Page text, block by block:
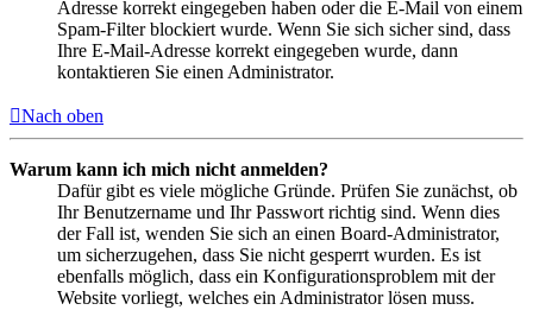
Adresse korrekt eingegeben haben oder die E-Mail von einem
Spam-Filter blockiert wurde. Wenn Sie sich sicher sind, dass
Ihre E-Mail-Adresse korrekt eingegeben wurde, dann
kontaktieren Sie einen Administrator.
Nach oben
Warum kann ich mich nicht anmelden?
Dafür gibt es viele mögliche Gründe. Prüfen Sie zunächst, ob
Ihr Benutzername und Ihr Passwort richtig sind. Wenn dies
der Fall ist, wenden Sie sich an einen Board-Administrator,
um sicherzugehen, dass Sie nicht gesperrt wurden. Es ist
ebenfalls möglich, dass ein Konfigurationsproblem mit der
Website vorliegt, welches ein Administrator lösen muss.